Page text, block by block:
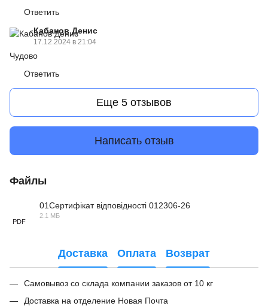
Ответить
Кабанов Денис
17.12.2024 в 21:04
Чудово
Ответить
Еще 5 отзывов
Написать отзыв
Файлы
PDF
01Сертифікат відповідності 012306-26
2.1 МБ
Доставка Оплата Возврат
Самовывоз со склада компании заказов от 10 кг
Доставка на отделение Новая Почта